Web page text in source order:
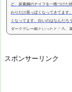
ど、炭素鋼のナイフを一晩つけた
わりだけ黒っぽくなってきてます
くなってます。白いのはなんだろ
ダークグレー銀といったところ。
スポンサーリンク